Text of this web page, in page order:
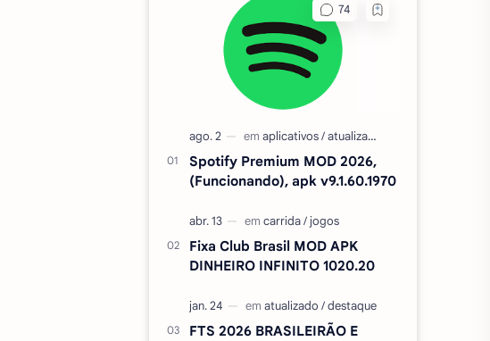
Spotify Premium MOD 2026,
(Funcionando), apk v9.1.60.1970
Fixa Club Brasil MOD APK
DINHEIRO INFINITO 1020.20
FTS 2026 BRASILEIRÃO E